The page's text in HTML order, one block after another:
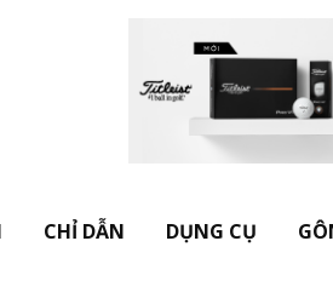
CHỈ DẪN DỤNG CỤ